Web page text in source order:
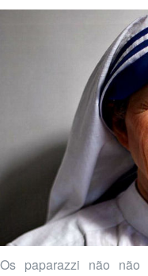
Os paparazzi não